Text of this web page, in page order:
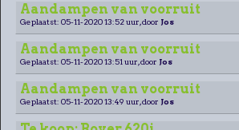
Aandampen van voorruit
Geplaatst: 05-11-2020 13:52 uur, door Jos
Aandampen van voorruit
Geplaatst: 05-11-2020 13:51 uur, door Jos
Aandampen van voorruit
Geplaatst: 05-11-2020 13:49 uur, door Jos